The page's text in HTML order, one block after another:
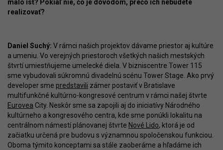
malo ísť? Pokiaľ nie, čo je dôvodom, prečo ich nebudete
realizovať?
Daniel Suchý: V rámci našich projektov dávame priestor aj kultúre
a umeniu. Vo verejných priestoroch všetkých našich mestských
štvrtí umiestňujeme umelecké diela. V bizniscentre Tower 115
sme vybudovali súkromnú divadelnú scénu Tower Stage. Ako prvý
developer sme predstavili zámer postaviť v Bratislave
multifunkčné kultúrno-kongresové centrum v rámci našej štvrte
Eurovea City. Neskôr sme sa zapojili aj do iniciatívy Národného
kultúrneho a kongresového centra, kde sme ponúkli lokalitu na
centrálnom námestí plánovanej štvrte Nové Lido, ktorá je od
začiatku určená pre budovu s významnou spoločenskou funkciou.
Oboma týmito konceptami sa stále zaoberáme a hľadáme ich